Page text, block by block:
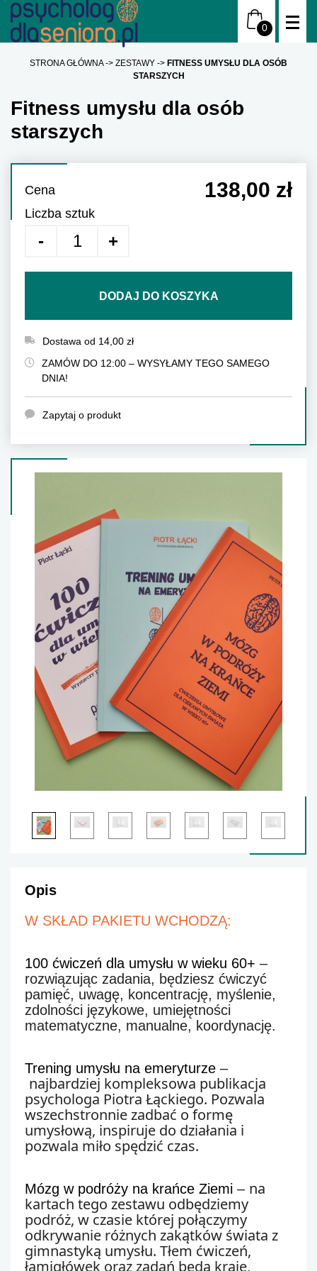
STRONA GŁÓWNA ZESTAWY
FITNESS UMYSŁU DLA OSÓB
STARSZYCH
Fitness umysłu dla osób
starszych
Opis
W SKŁAD PAKIETU WCHODZĄ:
100 ćwiczeń dla umysłu w wieku 60+ –
rozwiązując zadania, będziesz ćwiczyć
pamięć, uwagę, koncentrację, myślenie,
zdolności językowe, umiejętności
matematyczne, manualne, koordynację.
Trening umysłu na emeryturze –
najbardziej kompleksowa publikacja
psychologa Piotra Łąckiego. Pozwala
wszechstronnie zadbać o formę
umysłową, inspiruje do działania i
pozwala miło spędzić czas.
Mózg w podróży na krańce Ziemi – na
kartach tego zestawu odbędziemy
podróż, w czasie której połączymy
odkrywanie różnych zakątków świata z
gimnastyką umysłu. Tłem ćwiczeń,
łamigłówek oraz zadań będą kraje,
Cena 138,00 zł
Liczba sztuk
DODAJ DO KOSZYKA
Dostawa od 14,00 zł
ZAMÓW DO 12:00 – WYSYŁAMY TEGO SAMEGO
DNIA!
Zapytaj o produkt